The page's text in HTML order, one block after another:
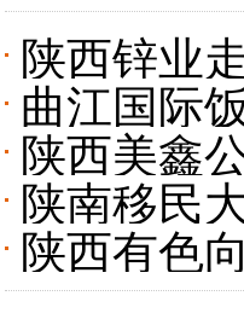
陕西锌业
曲江国际
陕西美鑫
赛
陕南移民
陕西有色